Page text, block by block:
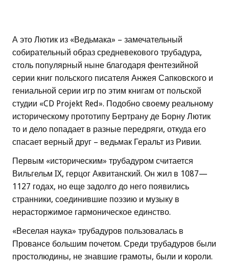
А это Лютик из «Ведьмака» – замечательный
собирательный образ средневекового трубадура,
столь популярный ныне благодаря фентезийной
серии книг польского писателя Анжея Сапковского и
гениальной серии игр по этим книгам от польской
студии «CD Projekt Red». Подобно своему реальному
историческому прототипу Бертрану де Борну Лютик
то и дело попадает в разные передряги, откуда его
спасает верный друг – ведьмак Геральт из Ривии.
Первым «историческим» трубадуром считается
Вильгельм IX, герцог Аквитанский. Он жил в 1087—
1127 годах, но еще задолго до него появились
странники, соединившие поэзию и музыку в
нерасторжимое гармоническое единство.
«Веселая наука» трубадуров пользовалась в
Провансе большим почетом. Среди трубадуров были
простолюдины, не знавшие грамоты, были и короли.